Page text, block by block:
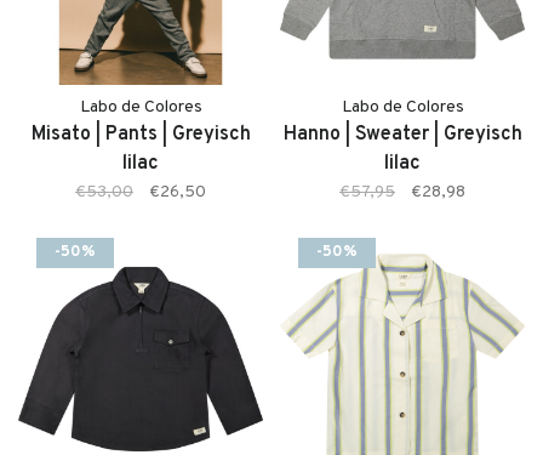
Labo de Colores
Misato | Pants | Greyisch
lilac
€53,00 €26,50
Labo de Colores
Hanno | Sweater | Greyisch
lilac
€57,95 €28,98
-50% -50%